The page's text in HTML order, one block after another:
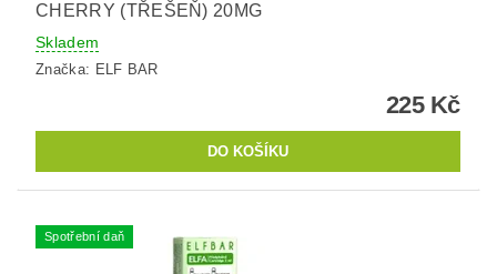
CHERRY (TŘEŠEŇ) 20MG
Skladem
Značka: ELF BAR
225 Kč
Spotřební daň